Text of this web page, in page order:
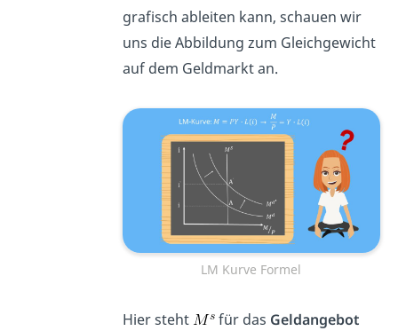
grafisch ableiten kann, schauen wir
uns die Abbildung zum Gleichgewicht
auf dem Geldmarkt an.
LM Kurve Formel
Hier steht für das Geldangebot